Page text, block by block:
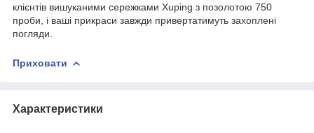
клієнтів вишуканими сережками Xuping з позолотою 750
проби, і ваші прикраси завжди привертатимуть захоплені
погляди.
Приховати
Характеристики